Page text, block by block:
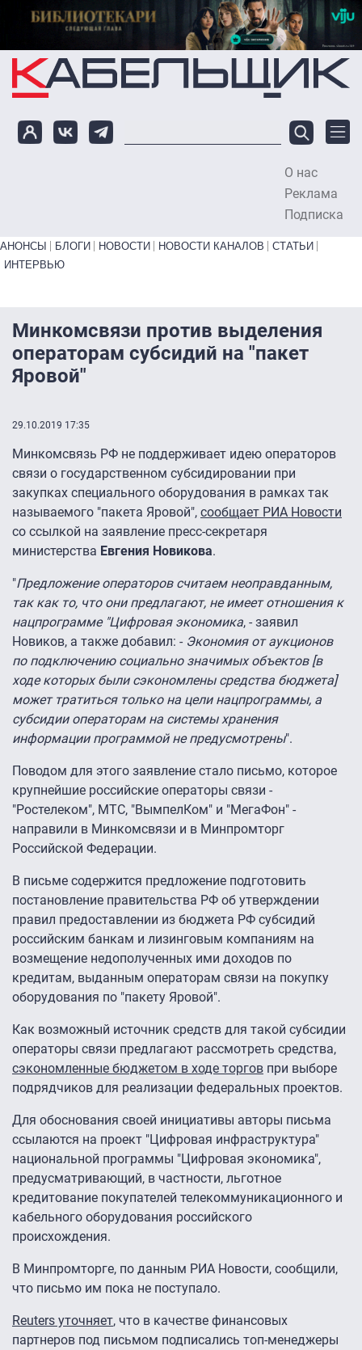
Перейти к основному содержанию
О нас
Реклама
Подписка
Primary links bottom
АНОНСЫ БЛОГИ НОВОСТИ НОВОСТИ КАНАЛОВ
СТАТЬИ
ИНТЕРВЬЮ
Минкомсвязи против выделения
операторам субсидий на "пакет
Яровой"
29.10.2019 17:35
Минкомсвязь РФ не поддерживает идею операторов
связи о государственном субсидировании при
закупках специального оборудования в рамках так
называемого "пакета Яровой", сообщает РИА Новости
со ссылкой на заявление пресс-секретаря
министерства Евгения Новикова.
"Предложение операторов считаем неоправданным,
так как то, что они предлагают, не имеет отношения к
нацпрограмме "Цифровая экономика, - заявил
Новиков, а также добавил: - Экономия от аукционов
по подключению социально значимых объектов [в
ходе которых были сэкономлены средства бюджета]
может тратиться только на цели нацпрограммы, а
субсидии операторам на системы хранения
информации программой не предусмотрены".
Поводом для этого заявление стало письмо, которое
крупнейшие российские операторы связи -
"Ростелеком", МТС, "ВымпелКом" и "МегаФон" -
направили в Минкомсвязи и в Минпромторг
Российской Федерации.
В письме содержится предложение подготовить
постановление правительства РФ об утверждении
правил предоставлении из бюджета РФ субсидий
российским банкам и лизинговым компаниям на
возмещение недополученных ими доходов по
кредитам, выданным операторам связи на покупку
оборудования по "пакету Яровой".
Как возможный источник средств для такой субсидии
операторы связи предлагают рассмотреть средства,
сэкономленные бюджетом в ходе торгов при выборе
подрядчиков для реализации федеральных проектов.
Для обоснования своей инициативы авторы письма
ссылаются на проект "Цифровая инфраструктура"
национальной программы "Цифровая экономика",
предусматривающий, в частности, льготное
кредитование покупателей телекоммуникационного и
кабельного оборудования российского
происхождения.
В Минпромторге, по данным РИА Новости, сообщили,
что письмо им пока не поступало.
Reuters уточняет, что в качестве финансовых
партнеров под письмом подписались топ-менеджеры